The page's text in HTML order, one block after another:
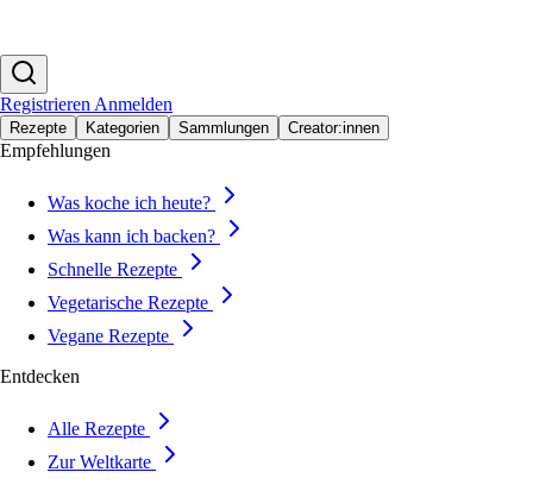
Registrieren Anmelden
Rezepte Kategorien Sammlungen Creator:innen
Empfehlungen
Was koche ich heute?
Was kann ich backen?
Schnelle Rezepte
Vegetarische Rezepte
Vegane Rezepte
Entdecken
Alle Rezepte
Zur Weltkarte